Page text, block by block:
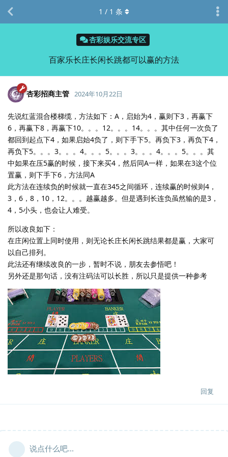
杏彩娱乐交流专区
百家乐长庄长闲长跳都可以赢的方法
1 / 1 条
杏彩招商主管 2024年10月22日
先说红蓝混合楼梯缆，方法如下：A，启始为4，赢则下3，再赢下
6，再赢下8，再赢下10。。。12。。。14。。。其中任何一次负了
都回到起点下4，如果启始4负了，则下手下5。再负下3，再负下4，
再负下5。。。3。。。4。。。5。。。3。。。4。。。5。。。其
中如果在压5赢的时候，接下来买4，然后同A一样，如果在3这个位
置赢，则下手下6，方法同A
此方法在连续负的时候就一直在345之间循环，连续赢的时候则4，
3，6，8，10，12。。。越赢越多。但是遇到长连负虽然输的是3，
4，5小头，也会让人难受。
所以改良如下：
在庄闲位置上同时使用，则无论长庄长闲长跳结果都是赢，大家可
以自己排列。
此法还有继续改良的一步，暂时不说，朋友去参悟吧！
另外还是那句话，没有注码法可以长胜，所以只是提供一种参考
回复
说点什么吧...